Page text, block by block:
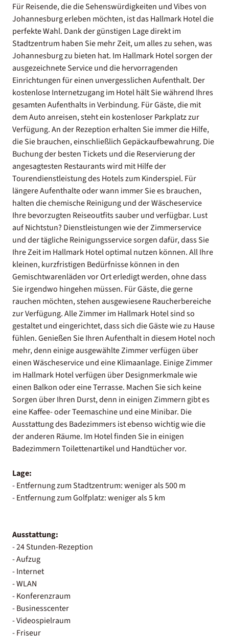
Für Reisende, die die Sehenswürdigkeiten und Vibes von
Johannesburg erleben möchten, ist das Hallmark Hotel die
perfekte Wahl. Dank der günstigen Lage direkt im
Stadtzentrum haben Sie mehr Zeit, um alles zu sehen, was
Johannesburg zu bieten hat. Im Hallmark Hotel sorgen der
ausgezeichnete Service und die hervorragenden
Einrichtungen für einen unvergesslichen Aufenthalt. Der
kostenlose Internetzugang im Hotel hält Sie während Ihres
gesamten Aufenthalts in Verbindung. Für Gäste, die mit
dem Auto anreisen, steht ein kostenloser Parkplatz zur
Verfügung. An der Rezeption erhalten Sie immer die Hilfe,
die Sie brauchen, einschließlich Gepäckaufbewahrung. Die
Buchung der besten Tickets und die Reservierung der
angesagtesten Restaurants wird mit Hilfe der
Tourendienstleistung des Hotels zum Kinderspiel. Für
längere Aufenthalte oder wann immer Sie es brauchen,
halten die chemische Reinigung und der Wäscheservice
Ihre bevorzugten Reiseoutfits sauber und verfügbar. Lust
auf Nichtstun? Dienstleistungen wie der Zimmerservice
und der tägliche Reinigungsservice sorgen dafür, dass Sie
Ihre Zeit im Hallmark Hotel optimal nutzen können. All Ihre
kleinen, kurzfristigen Bedürfnisse können in den
Gemischtwarenläden vor Ort erledigt werden, ohne dass
Sie irgendwo hingehen müssen. Für Gäste, die gerne
rauchen möchten, stehen ausgewiesene Raucherbereiche
zur Verfügung. Alle Zimmer im Hallmark Hotel sind so
gestaltet und eingerichtet, dass sich die Gäste wie zu Hause
fühlen. Genießen Sie Ihren Aufenthalt in diesem Hotel noch
mehr, denn einige ausgewählte Zimmer verfügen über
einen Wäscheservice und eine Klimaanlage. Einige Zimmer
im Hallmark Hotel verfügen über Designmerkmale wie
einen Balkon oder eine Terrasse. Machen Sie sich keine
Sorgen über Ihren Durst, denn in einigen Zimmern gibt es
eine Kaffee- oder Teemaschine und eine Minibar. Die
Ausstattung des Badezimmers ist ebenso wichtig wie die
der anderen Räume. Im Hotel finden Sie in einigen
Badezimmern Toilettenartikel und Handtücher vor.
Lage:
- Entfernung zum Stadtzentrum: weniger als 500 m
- Entfernung zum Golfplatz: weniger als 5 km
Ausstattung:
- 24 Stunden-Rezeption
- Aufzug
- Internet
- WLAN
- Konferenzraum
- Businesscenter
- Videospielraum
- Friseur